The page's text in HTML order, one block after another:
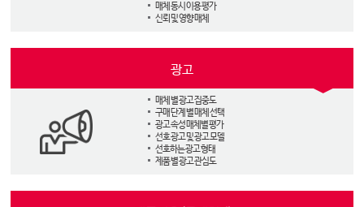
매체 동시 이용 평가
신뢰 및 영향 매체
광고
매체 별 광고 집중도
구매 단계 별 매체 선택
광고 속성 매체별 평가
선호 광고 및 광고 모델
선호하는 광고 형태
제품 별 광고 관심도